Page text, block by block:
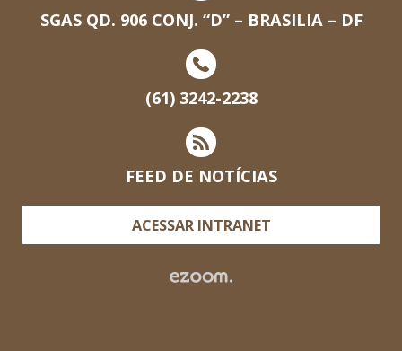
SGAS QD. 906 CONJ. “D” – BRASILIA – DF
(61) 3242-2238
FEED DE NOTÍCIAS
ACESSAR INTRANET